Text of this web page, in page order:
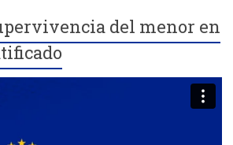
del menor en